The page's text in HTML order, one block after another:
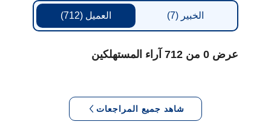
العميل (712) الخبير(7)
عرض 0 من 712 آراء المستهلكين
شاهد جميع المراجعات